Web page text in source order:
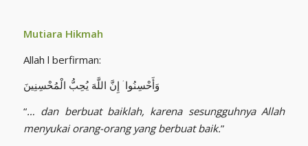
Mutiara Hikmah
Allah l berfirman:
وَأَحْسِنُوا ۛ إِنَّ اللَّهَ يُحِبُّ الْمُحْسِنِينَ
“… dan berbuat baiklah, karena sesungguhnya Allah
menyukai orang-orang yang berbuat baik.”